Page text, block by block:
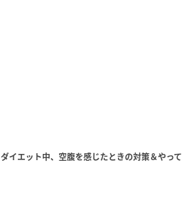
ダイエット中、空腹を感じたときの対策＆やっ